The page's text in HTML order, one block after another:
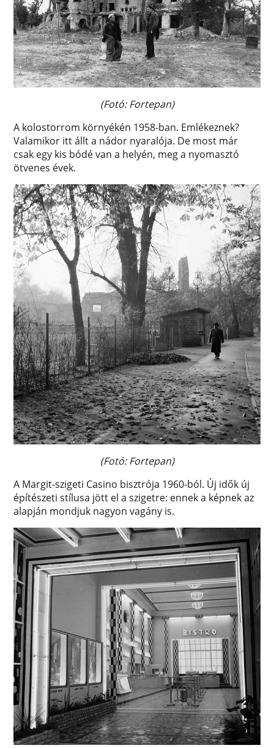
(Fotó: Fortepan)
A kolostorrom környékén 1958-ban. Emlékeznek?
Valamikor itt állt a nádor nyaralója. De most már
csak egy kis bódé van a helyén, meg a nyomasztó
ötvenes évek.
(Fotó: Fortepan)
A Margit-szigeti Casino bisztrója 1960-ból. Új idők új
építészeti stílusa jött el a szigetre: ennek a képnek az
alapján mondjuk nagyon vagány is.